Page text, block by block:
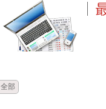
全部